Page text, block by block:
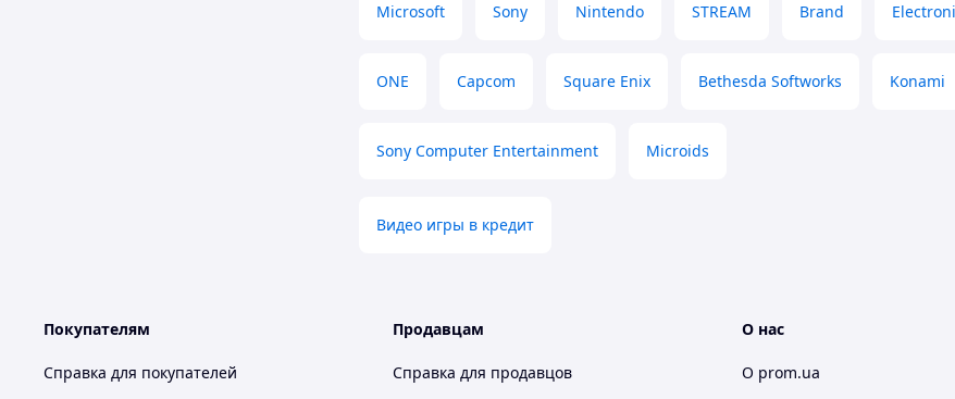
Microsoft Sony Nintendo STREAM Brand
ONE Capcom Square Enix Bethesda Softworks Konami
Sony Computer Entertainment Microids
Видео игры в кредит
Покупателям
Справка для покупателей
Продавцам
Справка для продавцов
О нас
О prom.ua